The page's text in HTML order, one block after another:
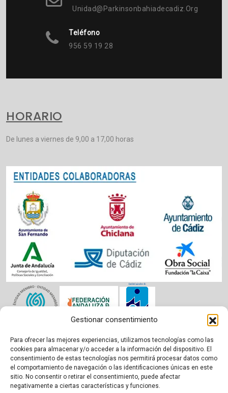
Gestionar consentimiento
Para ofrecer las mejores experiencias, utilizamos tecnologías como las
cookies para almacenar y/o acceder a la información del dispositivo. El
consentimiento de estas tecnologías nos permitirá procesar datos como
el comportamiento de navegación o las identificaciones únicas en este
sitio. No consentir o retirar el consentimiento, puede afectar
negativamente a ciertas características y funciones.
Unidad@parkinsonbahiadecadiz.org
Teléfono
956 59 19 28
HORARIO
De lunes a viernes de 9,00 a 17,00 horas
Aviso legal|Política de cookies|Privacidad